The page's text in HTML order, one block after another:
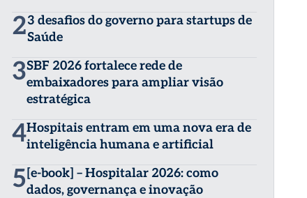
23 desafios do governo para startups de
Saúde
3SBF 2026 fortalece rede de
embaixadores para ampliar visão
estratégica
4Hospitais entram em uma nova era de
inteligência humana e artificial
5 [e-book] – Hospitalar 2026: como
dados, governança e inovação